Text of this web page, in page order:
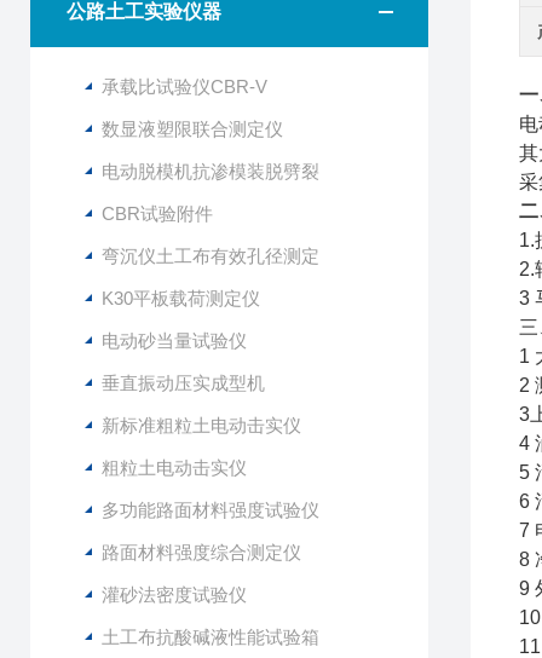
公路土工实验仪器
承载比试验仪CBR-V
数显液塑限联合测定仪
电动脱模机抗渗模装脱劈裂
CBR试验附件
弯沉仪土工布有效孔径测定
K30平板载荷测定仪
电动砂当量试验仪
垂直振动压实成型机
新标准粗粒土电动击实仪
粗粒土电动击实仪
多功能路面材料强度试验仪
路面材料强度综合测定仪
灌砂法密度试验仪
土工布抗酸碱液性能试验箱
一
其
采
二
1.
2.
3
1
2
3
4
5
6
7
8
9